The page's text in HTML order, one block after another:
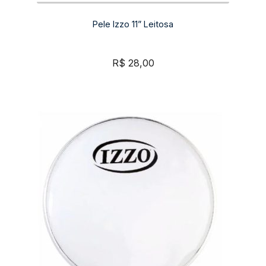
Pele Izzo 11” Leitosa
R$ 28,00